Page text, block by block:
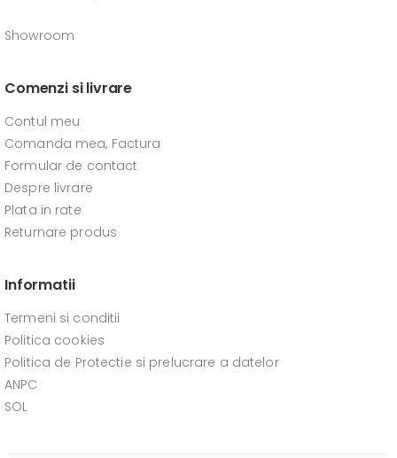
Showroom
Comenzi si livrare
Contul meu
Comanda mea, Factura
Formular de contact
Despre livrare
Plata in rate
Returnare produs
Informatii
Termeni si conditii
Politica cookies
Politica de Protectie si prelucrare a datelor
ANPC
SOL